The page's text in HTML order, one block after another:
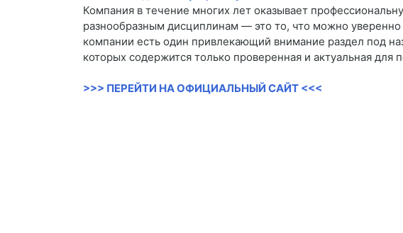
Компания в течение многих лет оказывает
разнообразным дисциплинам — это то, что можно
компании есть один привлекающий внимание раздел под
которых содержится только проверенная и актуальная для
>>> ПЕРЕЙТИ НА ОФИЦИАЛЬНЫЙ САЙТ <<<